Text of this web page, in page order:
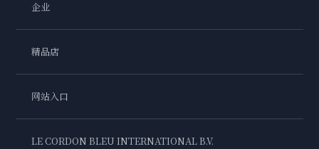
企业
精品店
网站入口
LE CORDON BLEU INTERNATIONAL B.V.